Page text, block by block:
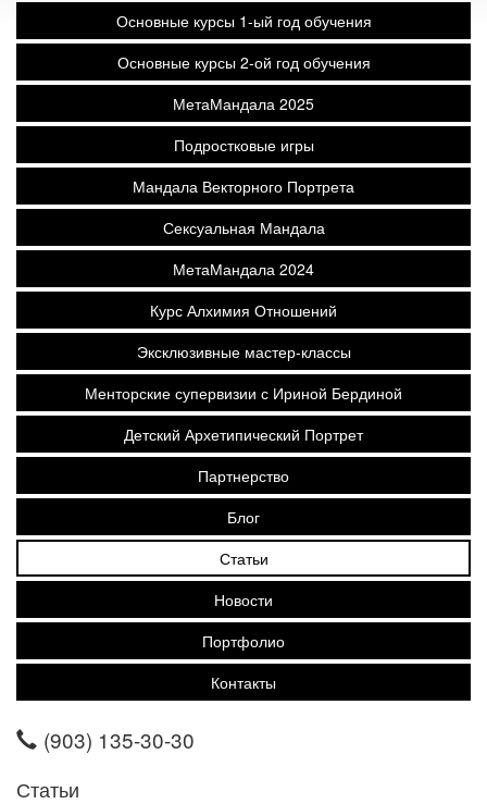
Основные курсы 1-ый год обучения
Основные курсы 2-ой год обучения
МетаМандала 2025
Подростковые игры
Мандала Векторного Портрета
Сексуальная Мандала
МетаМандала 2024
Курс Алхимия Отношений
Эксклюзивные мастер-классы
Менторские супервизии с Ириной Бердиной
Детский Архетипический Портрет
Партнерство
Блог
Статьи
Новости
Портфолио
Контакты
(903) 135-30-30
Статьи